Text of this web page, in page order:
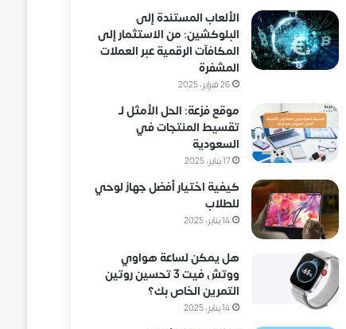
الألعاب المستندة إلى
البلوكشين: من الاستثمار إلى
المكافآت الرقمية عبر العملات
المشفرة
26 فبراير، 2025
موقع فزعة: الحل الأمثل لـ
تقسيط المنتجات في
السعودية
17 يناير، 2025
كيفية اختيار أفضل جهاز لوحي
للطلاب
14 يناير، 2025
هل يمكن لساعة هواوي
ووتش فيت 3 تحسين روتين
التمرين الخاص بك؟
14 يناير، 2025